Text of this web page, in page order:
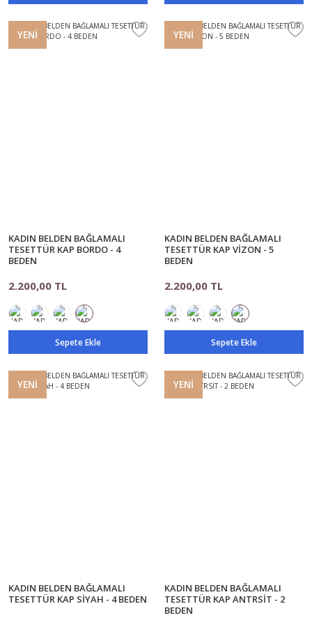
YENİ
KADIN BELDEN BAĞLAMALI
TESETTÜR KAP BORDO - 4
BEDEN
2.200,00 TL
Sepete Ekle
YENİ
KADIN BELDEN BAĞLAMALI
TESETTÜR KAP VİZON - 5
BEDEN
2.200,00 TL
Sepete Ekle
YENİ
KADIN BELDEN BAĞLAMALI
TESETTÜR KAP SİYAH - 4 BEDEN
YENİ
KADIN BELDEN BAĞLAMALI
TESETTÜR KAP ANTRSİT - 2
BEDEN